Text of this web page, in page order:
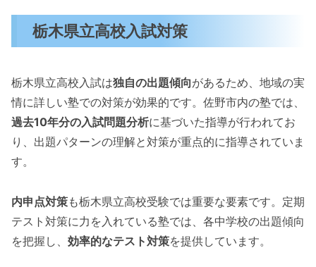
栃木県立高校入試対策
栃木県立高校入試は独自の出題傾向があるため、地域の実
情に詳しい塾での対策が効果的です。佐野市内の塾では、
過去10年分の入試問題分析に基づいた指導が行われてお
り、出題パターンの理解と対策が重点的に指導されていま
す。
内申点対策も栃木県立高校受験では重要な要素です。定期
テスト対策に力を入れている塾では、各中学校の出題傾向
を把握し、 効率的なテスト対策を提供しています。